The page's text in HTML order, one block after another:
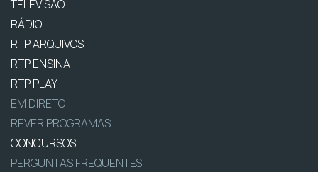
TELEVISÃO
RÁDIO
RTP ARQUIVOS
RTP ENSINA
RTP PLAY
EM DIRETO
REVER PROGRAMAS
CONCURSOS
PERGUNTAS FREQUENTES